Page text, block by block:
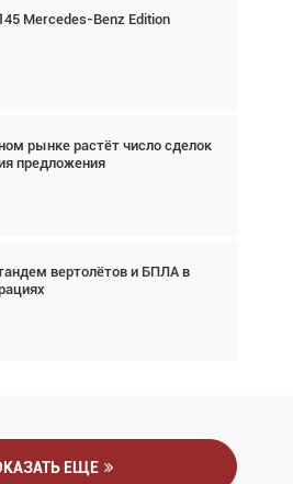
Mercedes-Benz Edition
рынке растёт число сделок
предложения
вертолётов и БПЛА в
Дэйв Кох: «Фотография
а ИИ всё портит»
мира наблюдался подъём,
снизился
это актив. Подходите к
образом
ЕЩЕ